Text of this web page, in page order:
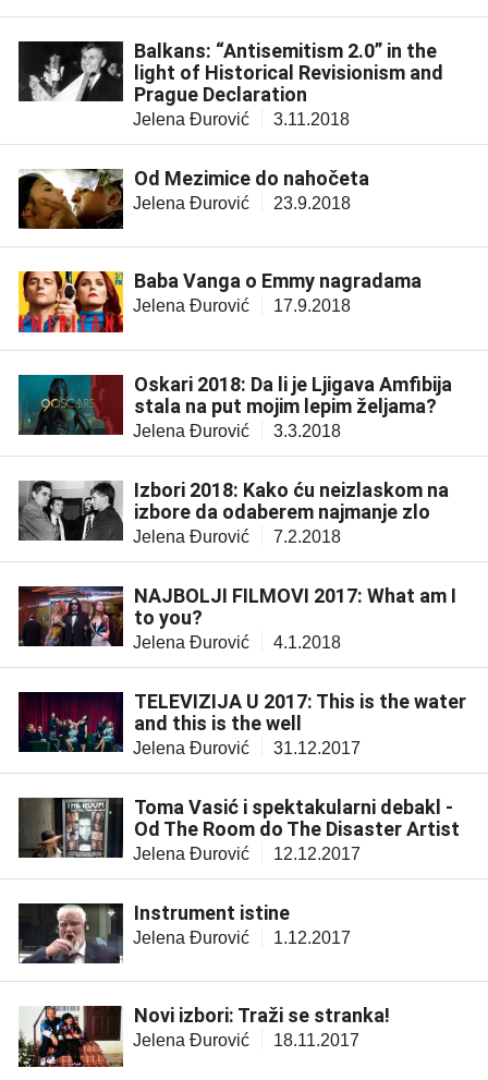
Balkans: “Antisemitism 2.0” in the
light of Historical Revisionism and
Prague Declaration
Jelena Đurović 3.11.2018
Od Mezimice do nahočeta
Jelena Đurović 23.9.2018
Baba Vanga o Emmy nagradama
Jelena Đurović 17.9.2018
Oskari 2018: Da li je Ljigava Amfibija
stala na put mojim lepim željama?
Jelena Đurović 3.3.2018
Izbori 2018: Kako ću neizlaskom na
izbore da odaberem najmanje zlo
Jelena Đurović 7.2.2018
NAJBOLJI FILMOVI 2017: What am I
to you?
Jelena Đurović 4.1.2018
TELEVIZIJA U 2017: This is the water
and this is the well
Jelena Đurović 31.12.2017
Toma Vasić i spektakularni debakl -
Od The Room do The Disaster Artist
Jelena Đurović 12.12.2017
Instrument istine
Jelena Đurović 1.12.2017
Novi izbori: Traži se stranka!
Jelena Đurović 18.11.2017